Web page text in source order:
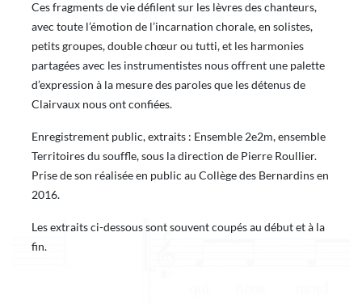
Ces fragments de vie défilent sur les lèvres des chanteurs,
avec toute l’émotion de l’incarnation chorale, en solistes,
petits groupes, double chœur ou tutti, et les harmonies
partagées avec les instrumentistes nous offrent une palette
d’expression à la mesure des paroles que les détenus de
Clairvaux nous ont confiées.
Enregistrement public, extraits : Ensemble 2e2m, ensemble
Territoires du souffle, sous la direction de Pierre Roullier.
Prise de son réalisée en public au Collège des Bernardins en
2016.
Les extraits ci-dessous sont souvent coupés au début et à la
fin.